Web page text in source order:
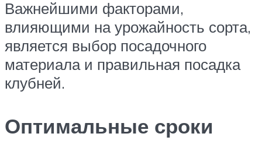
Важнейшими факторами,
влияющими на урожайность сорта,
является выбор посадочного
материала и правильная посадка
клубней.
Оптимальные сроки